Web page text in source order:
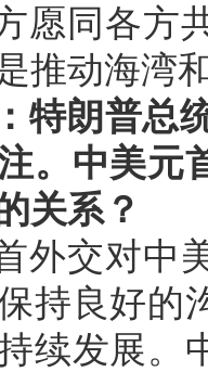
愿同各方
推动海湾
特朗普总
。中美元
关系？
外交对中
持良好的
续发展。